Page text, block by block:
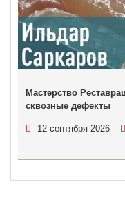
Мастерство
сквозные дефекты
12 сентября 2026